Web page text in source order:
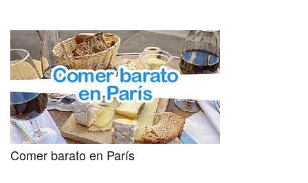
Comer barato en París